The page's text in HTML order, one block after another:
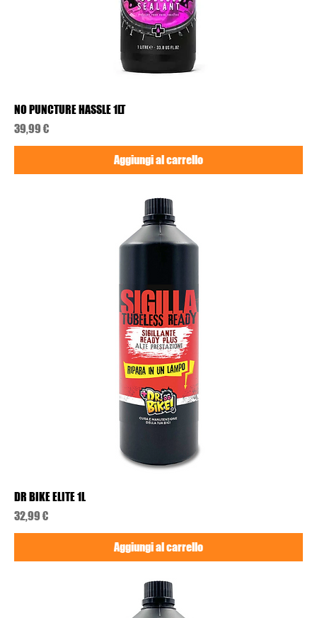
NO PUNCTURE HASSLE 1LT
Prezzo
39,99 €
Aggiungi al carrello
DR BIKE ELITE 1L
Prezzo
32,99 €
Aggiungi al carrello